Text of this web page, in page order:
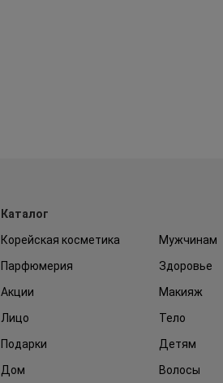
Каталог
Корейская косметика
Мужчинам
Парфюмерия
Здоровье
Акции
Макияж
Лицо
Тело
Подарки
Детям
Дом
Волосы